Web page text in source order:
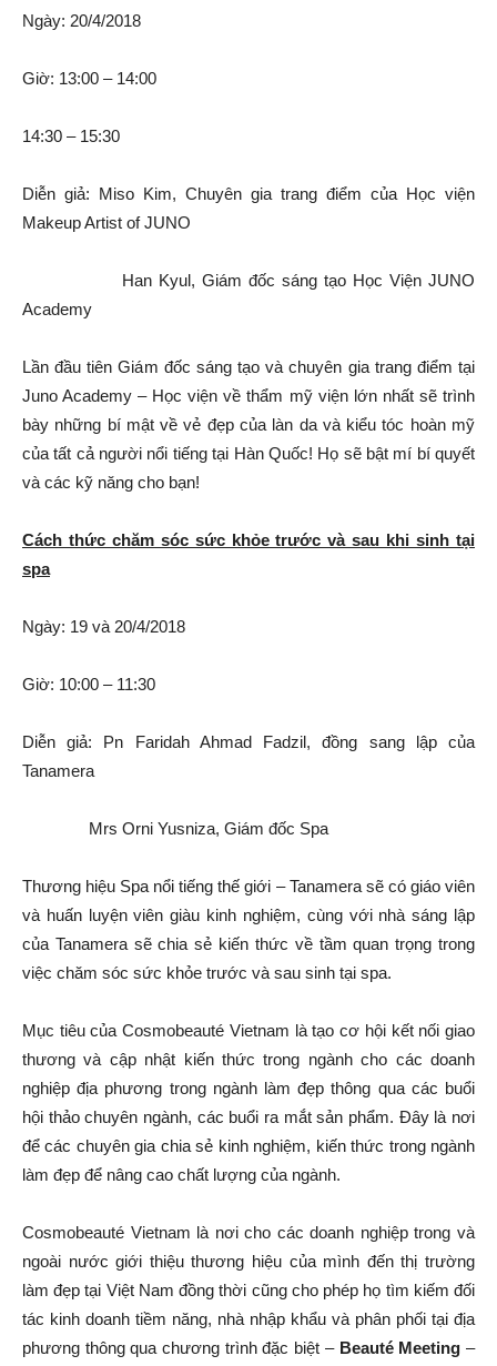
Ngày: 20/4/2018
Giờ: 13:00 – 14:00
14:30 – 15:30
Diễn giả: Miso Kim, Chuyên gia trang điểm của Học viện
Makeup Artist of JUNO
Han Kyul, Giám đốc sáng tạo Học Viện JUNO
Academy
Lần đầu tiên Giám đốc sáng tạo và chuyên gia trang điểm tại
Juno Academy – Học viện về thẩm mỹ viện lớn nhất sẽ trình
bày những bí mật về vẻ đẹp của làn da và kiểu tóc hoàn mỹ
của tất cả người nổi tiếng tại Hàn Quốc! Họ sẽ bật mí bí quyết
và các kỹ năng cho bạn!
Cách thức chăm sóc sức khỏe trước và sau khi sinh tại
spa
Ngày: 19 và 20/4/2018
Giờ: 10:00 – 11:30
Diễn giả: Pn Faridah Ahmad Fadzil, đồng sang lập của
Tanamera
Mrs Orni Yusniza, Giám đốc Spa
Thương hiệu Spa nổi tiếng thế giới – Tanamera sẽ có giáo viên
và huấn luyện viên giàu kinh nghiệm, cùng với nhà sáng lập
của Tanamera sẽ chia sẻ kiến thức về tầm quan trọng trong
việc chăm sóc sức khỏe trước và sau sinh tại spa.
Mục tiêu của Cosmobeauté Vietnam là tạo cơ hội kết nối giao
thương và cập nhật kiến thức trong ngành cho các doanh
nghiệp địa phương trong ngành làm đẹp thông qua các buổi
hội thảo chuyên ngành, các buổi ra mắt sản phẩm. Đây là nơi
để các chuyên gia chia sẻ kinh nghiệm, kiến thức trong ngành
làm đẹp để nâng cao chất lượng của ngành.
Cosmobeauté Vietnam là nơi cho các doanh nghiệp trong và
ngoài nước giới thiệu thương hiệu của mình đến thị trường
làm đẹp tại Việt Nam đồng thời cũng cho phép họ tìm kiếm đối
tác kinh doanh tiềm năng, nhà nhập khẩu và phân phối tại địa
phương thông qua chương trình đặc biệt – Beauté Meeting –